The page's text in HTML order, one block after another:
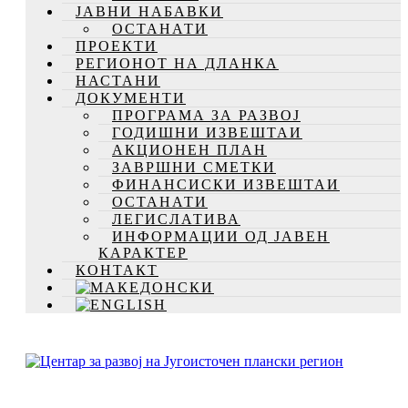
ЈАВНИ НАБАВКИ
ОСТАНАТИ
ПРОЕКТИ
РЕГИОНОТ НА ДЛАНКА
НАСТАНИ
ДОКУМЕНТИ
ПРОГРАМА ЗА РАЗВОЈ
ГОДИШНИ ИЗВЕШТАИ
АКЦИОНЕН ПЛАН
ЗАВРШНИ СМЕТКИ
ФИНАНСИСКИ ИЗВЕШТАИ
ОСТАНАТИ
ЛЕГИСЛАТИВА
ИНФОРМАЦИИ ОД ЈАВЕН
КАРАКТЕР
КОНТАКТ